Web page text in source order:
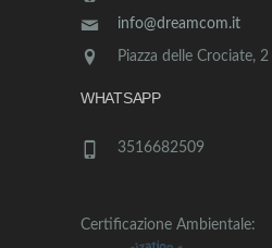
info@dreamcom.it
Piazza delle Crociate,
WHATSAPP
3516682509
Certificazione Ambientale: